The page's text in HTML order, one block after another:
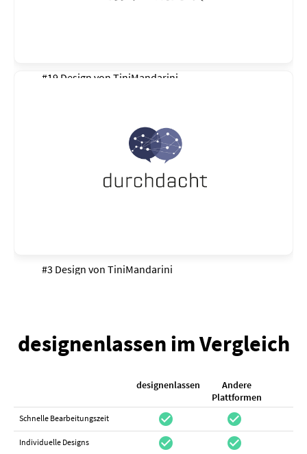
#19 Design von TiniMandarini
#3 Design von TiniMandarini
designenlassen im Vergleich
designenlassen
Andere
Plattformen
Schnelle Bearbeitungszeit check_circle check_circle
Individuelle Designs check_circle check_circle